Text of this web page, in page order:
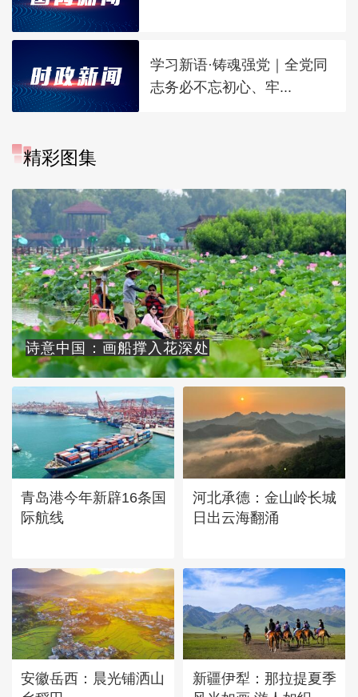
学习新语·铸魂强党｜全党同
志务必不忘初心、牢...
精彩图集
诗意中国：画船撑入花深处
青岛港今年新辟16条国
际航线
河北承德：金山岭长城
日出云海翻涌
安徽岳西：晨光铺洒山
新疆伊犁：那拉提夏季